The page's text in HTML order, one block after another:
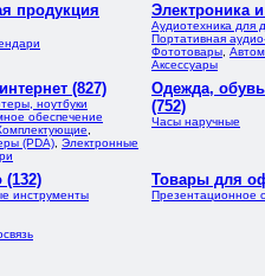
продукция
Электроника
Аудиотехника для
Портативная
Фототовары
Аксессуары
(827)
ноутбуки
обеспечение
(PDA) Электронные
Одежда,
(752)
Часы наручные
(132)
инструменты
Товары для
Презентационное